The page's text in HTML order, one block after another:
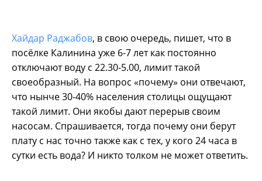
Хайдар Раджабов, в свою очередь, пишет, что в
посёлке Калинина уже 6-7 лет как постоянно
отключают воду с 22.30-5.00, лимит такой
своеобразный. На вопрос «почему» они отвечают,
что нынче 30-40% населения столицы ощущают
такой лимит. Они якобы дают перерыв своим
насосам. Спрашивается, тогда почему они берут
плату с нас точно также как с тех, у кого 24 часа в
сутки есть вода? И никто толком не может ответить.